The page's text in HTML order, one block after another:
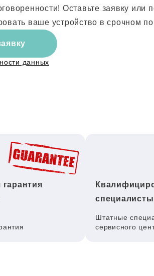
Оставьте заявку или
ваше устройство в срочном
данных
Штатные
сервисного